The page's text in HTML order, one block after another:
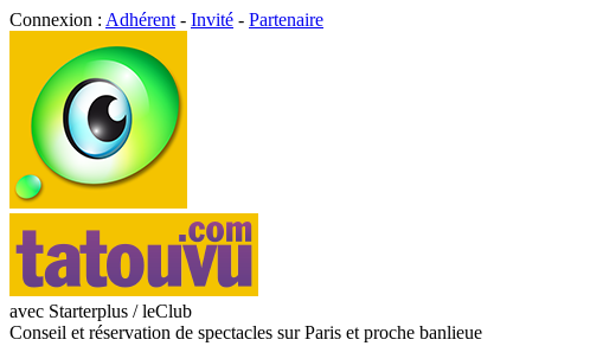
Connexion : Adhérent - Invité - Partenaire
avec Starterplus / leClub
Conseil et réservation de spectacles sur Paris et proche banlieue